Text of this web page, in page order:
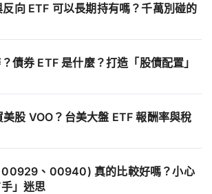
向 ETF 可以長期持有嗎？千萬別碰的
債券 ETF 是什麼？打造「股債配置」
股 VOO？台美大盤 ETF 報酬率與稅
00929、00940) 真的比較好嗎？小心
」迷思